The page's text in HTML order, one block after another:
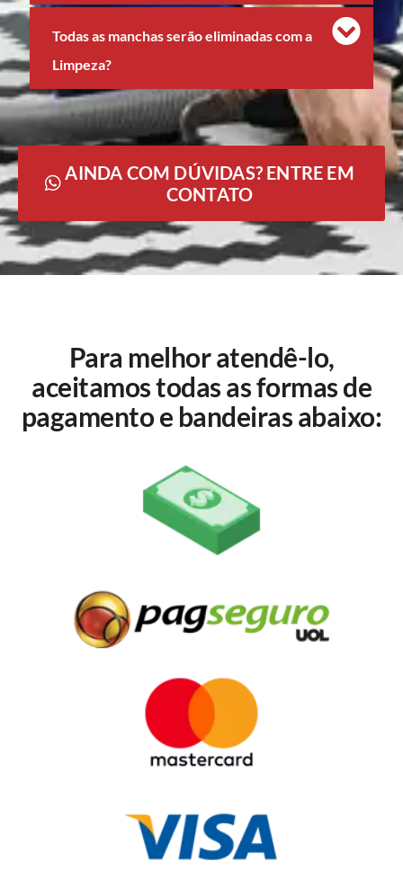
Todas as manchas serão eliminadas com a
Limpeza?
AINDA COM DÚVIDAS? ENTRE EM
CONTATO
Para melhor atendê-lo,
aceitamos todas as formas de
pagamento e bandeiras abaixo: